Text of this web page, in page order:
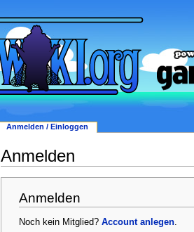
Anmelden
Anmelden
Noch kein Mitglied?Account anlegen
Anmelden / Einloggen